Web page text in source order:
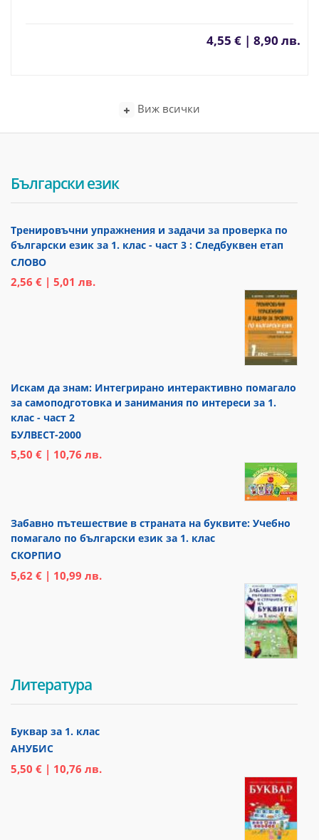
4,55 € | 8,90 лв.
Виж всички
Български език
Тренировъчни упражнения и задачи за проверка по
български език за 1. клас - част 3 : Следбуквен етап
СЛОВО
2,56 € | 5,01 лв.
Искам да знам: Интегрирано интерактивно помагало
за самоподготовка и занимания по интереси за 1.
клас - част 2
БУЛВЕСТ-2000
5,50 € | 10,76 лв.
Забавно пътешествие в страната на буквите: Учебно
помагало по български език за 1. клас
СКОРПИО
5,62 € | 10,99 лв.
Литература
Буквар за 1. клас
АНУБИС
5,50 € | 10,76 лв.